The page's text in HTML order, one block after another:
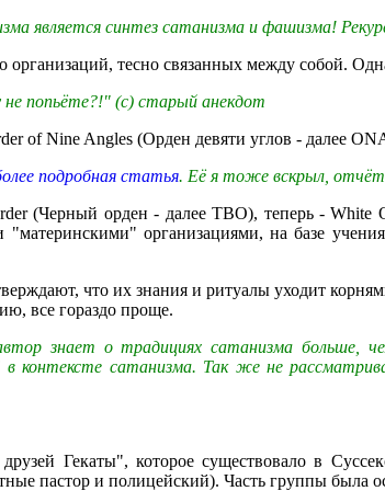
является синтез сатанизма и фашизма!
тесно связанных между собой.
попьёте?!" (с) старый анекдот
of Nine Angles (Орден девяти углов - далее
подробная статья. Её я тоже вскрыл, отчёт
(Черный орден - далее ТBO), теперь - White
"материнскими" организациями, на базе
что их знания и ритуалы уходит
все гораздо проще.
знает о традициях сатанизма больше,
контексте сатанизма. Так же не
Гекаты", которое существовало в
пастор и полицейский). Часть группы была